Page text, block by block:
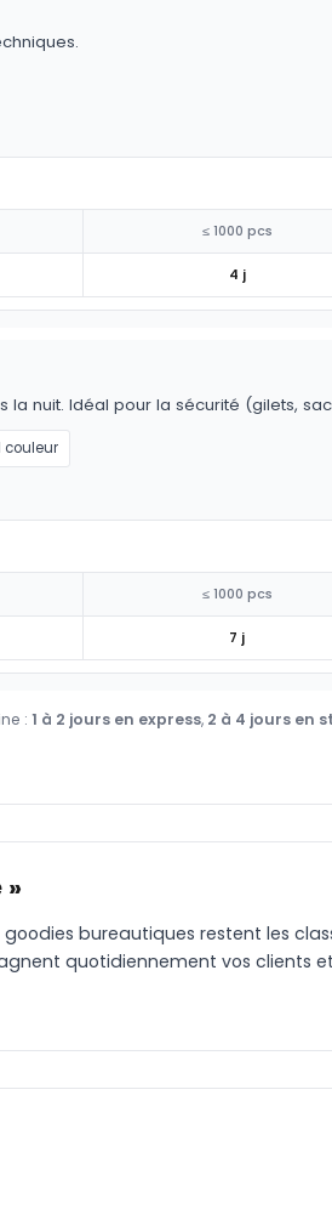
≤ 1000 pcs
4 j
nuit. Idéal pour la sécurité (gilets,
couleur
≤ 1000 pcs
7 j
: 1 à 2 jours en express, 2 à 4 jours en
bureautiques restent les
quotidiennement vos clients